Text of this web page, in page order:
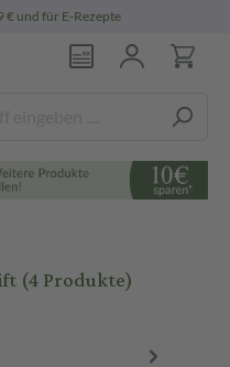
für E-Rezepte
(4 Produkte)